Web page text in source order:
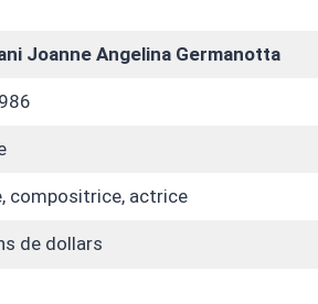
Joanne Angelina Germanotta
compositrice, actrice
de dollars